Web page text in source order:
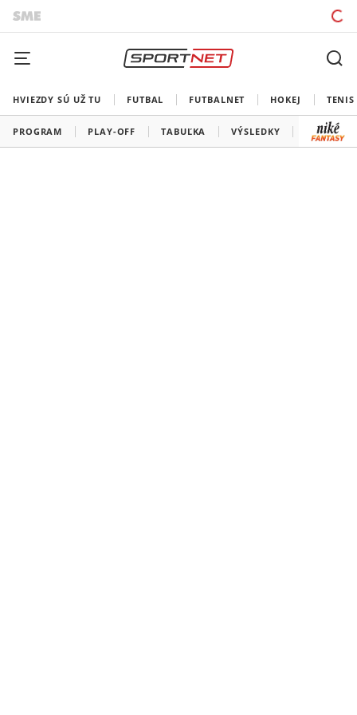
HVIEZDY SÚ UŽ TU FUTBAL FUTBALNET HOKEJ TENIS
PROGRAM PLAY-OFF TABUĽKA VÝSLEDKY ŠK